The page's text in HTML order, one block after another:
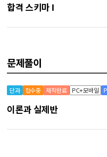
합격 스키마 I
문제풀이
단과 접수중 제작완료 PC+모바일
이론과 실제반